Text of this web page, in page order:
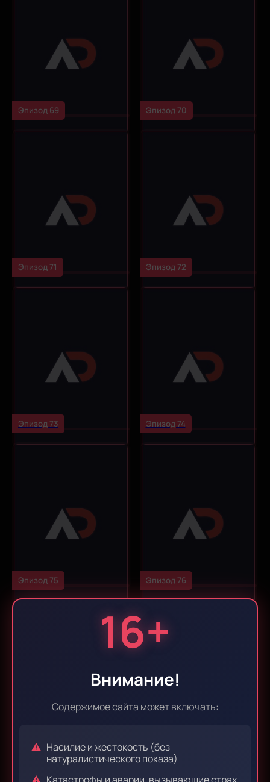
16+
Внимание!
Содержимое сайта может включать:
Насилие и жестокость (без
натуралистического показа)
Эпизод 69 Эпизод 70
Эпизод 71 Эпизод 72
Эпизод 73 Эпизод 74
Эпизод 75 Эпизод 76